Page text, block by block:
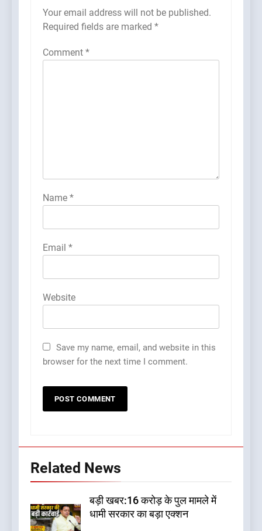
Your email address will not be published.
Required fields are marked *
Comment *
Name *
Email *
Website
Save my name, email, and website in this
browser for the next time I comment.
Related News
बड़ी खबर:16 करोड़ के पुल मामले में
धामी सरकार का बड़ा एक्शन